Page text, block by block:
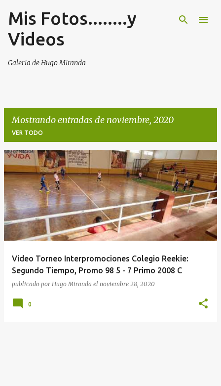
Mis Fotos........y
Videos
Galeria de Hugo Miranda
Mostrando entradas de noviembre, 2020
VER TODO
E
n
t
r
a
d
Video Torneo Interpromociones Colegio Reekie:
Segundo Tiempo, Promo 98 5 - 7 Primo 2008 C
publicado por Hugo Miranda el noviembre 28, 2020
0